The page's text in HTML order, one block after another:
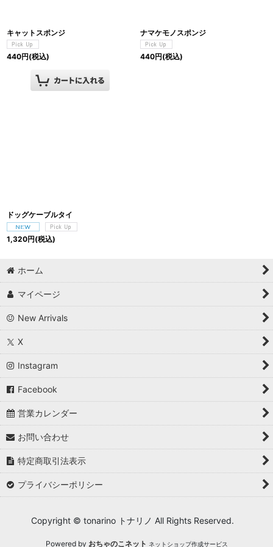
キャットスポンジ
440円(税込)
ナマケモノスポンジ
440円(税込)
ドッグケーブルタイ
1,320円(税込)
ホーム
マイページ
New Arrivals
X
Instagram
Facebook
営業カレンダー
お問い合わせ
特定商取引法表示
プライバシーポリシー
Copyright © tonarino トナリノ All Rights Reserved.
Powered by おちゃのこネット ネットショップ作成サービス